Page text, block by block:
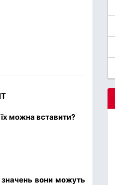
можна вставити?
значень вони можуть